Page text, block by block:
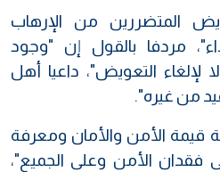
المتضررين من الإرهاب
مردفا بالقول إن "وجود
لإلغاء التعويض"، داعيا أهل
من غيره".
قيمة الأمن والأمان ومعرفة
فقدان الأمن وعلى الجميع"،